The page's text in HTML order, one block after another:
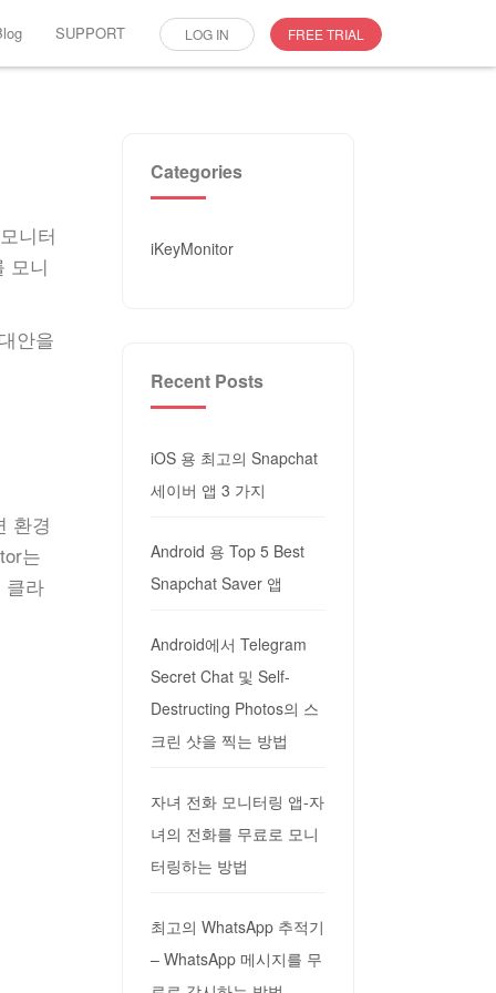
SUPPORT LOG IN FREE TRIAL
니터
모니
안을
환경
는
클라
Categories
iKeyMonitor
Recent Posts
iOS 용 최고의 Snapchat
세이버 앱 3 가지
Android 용 Top 5 Best
Snapchat Saver 앱
Android에서 Telegram
Secret Chat 및 Self-
Destructing Photos의 스
크린 샷을 찍는 방법
자녀 전화 모니터링 앱-자
녀의 전화를 무료로 모니
터링하는 방법
최고의 WhatsApp 추적기
– WhatsApp 메시지를 무